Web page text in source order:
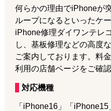
何らかの理由でiPhoneが
ループになるといったケ
iPhone修理ダイワンテレ
し、基板修理などの高度
ご案内しております。料
利用の店舗ページをご確認
対応機種
「iPhone16」「